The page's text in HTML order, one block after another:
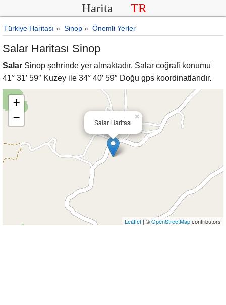
Harita TR
Türkiye Haritası » Sinop » Önemli Yerler
Salar Haritası Sinop
Salar Sinop şehrinde yer almaktadır. Salar coğrafi konumu
41° 31′ 59″ Kuzey ile 34° 40′ 59″ Doğu gps koordinatlarıdır.
Salar Haritası
×
+
−
Leaflet | ©OpenStreetMapcontributors